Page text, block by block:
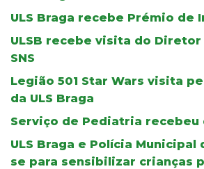
ULS Braga recebe Prémio de
ULSB recebe visita do
SNS
Legião 501 Star Wars visita
da ULS Braga
Serviço de Pediatria recebeu
ULS Braga e Polícia Municipal
se para sensibilizar crianças